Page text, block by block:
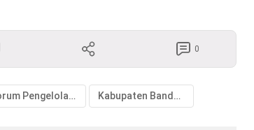
0
Forum Pengelola Puskesmas Kabupaten Bandung Barat